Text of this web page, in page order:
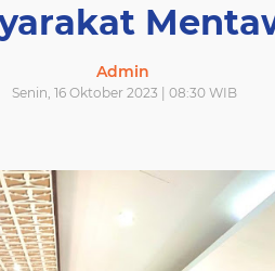
Admin
Senin, 16 Oktober 2023 | 08:30 WIB